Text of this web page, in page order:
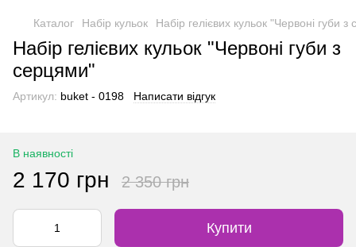
Каталог Набір кульок Набір гелієвих кульок "Червоні губи
Набір гелієвих кульок "Червоні губи з
серцями"
Артикул: buket - 0198 Написати відгук
В наявності
2 170 грн 2 350 грн
Купити